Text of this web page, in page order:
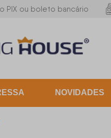
PIX ou boleto bancário
NOVIDADES